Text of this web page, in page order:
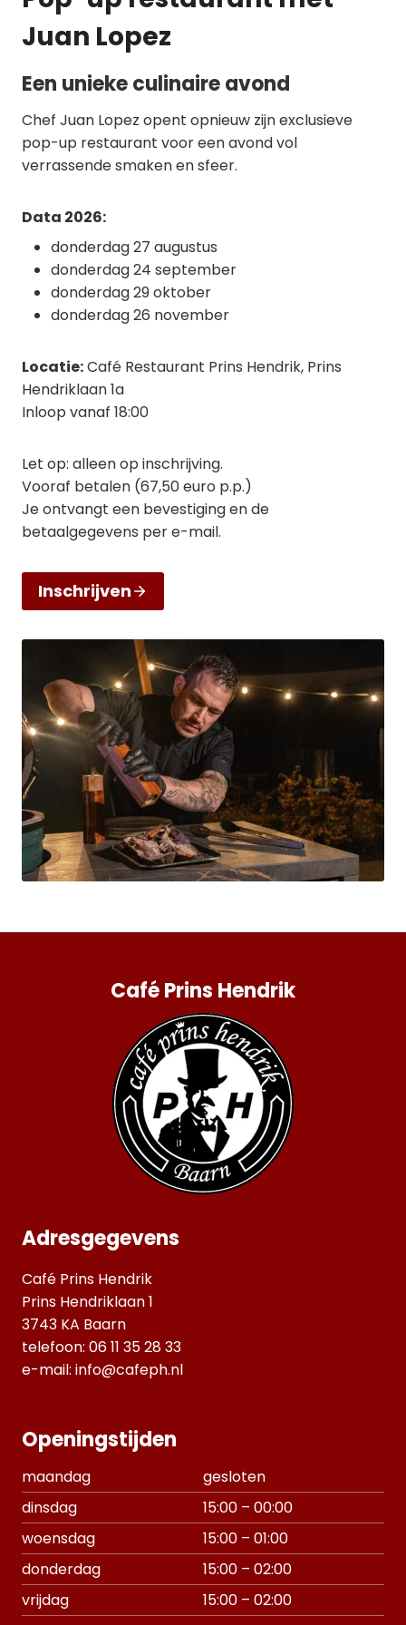
Juan Lopez
Een unieke culinaire avond
Chef Juan Lopez opent opnieuw zijn exclusieve
pop-up restaurant voor een avond vol
verrassende smaken en sfeer.
Data 2026:
donderdag 27 augustus
donderdag 24 september
donderdag 29 oktober
donderdag 26 november
Locatie:Café Restaurant Prins Hendrik, Prins
Hendriklaan 1a
Inloop vanaf 18:00
Let op: alleen op inschrijving.
Vooraf betalen (67,50 euro p.p.)
Je ontvangt een bevestiging en de
betaalgegevens per e-mail.
Inschrijven
Café Prins Hendrik
Adresgegevens
Café Prins Hendrik
Prins Hendriklaan 1
3743 KA Baarn
telefoon: 06 11 35 28 33
e-mail: info@cafeph.nl
Openingstijden
maandag
gesloten
dinsdag
15:00 – 00:00
woensdag
15:00 – 01:00
donderdag
15:00 – 02:00
vrijdag
15:00 – 02:00